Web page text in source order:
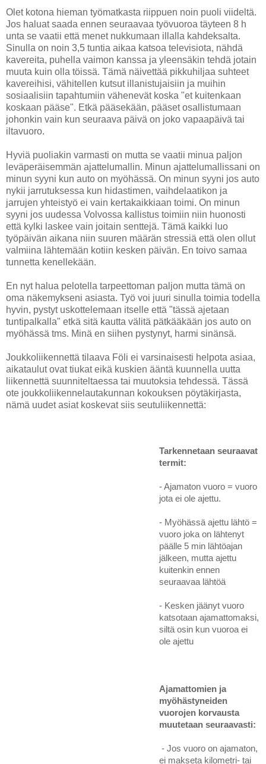
Olet kotona hieman työmatkasta riippuen noin puoli viideltä.
Jos haluat saada ennen seuraavaa työvuoroa täyteen 8 h
unta se vaatii että menet nukkumaan illalla kahdeksalta.
Sinulla on noin 3,5 tuntia aikaa katsoa televisiota, nähdä
kavereita, puhella vaimon kanssa ja yleensäkin tehdä jotain
muuta kuin olla töissä. Tämä näivettää pikkuhiljaa suhteet
kavereihisi, vähitellen kutsut illanistujaisiin ja muihin
sosiaalisiin tapahtumiin vähenevät koska "et kuitenkaan
koskaan pääse". Etkä pääsekään, pääset osallistumaan
johonkin vain kun seuraava päivä on joko vapaapäivä tai
iltavuoro.
Hyviä puoliakin varmasti on mutta se vaatii minua paljon
leväperäisemmän ajattelumallin. Minun ajattelumallissani on
minun syyni kun auto on myöhässä. On minun syyni jos auto
nykii jarrutuksessa kun hidastimen, vaihdelaatikon ja
jarrujen yhteistyö ei vain kertakaikkiaan toimi. On minun
syyni jos uudessa Volvossa kallistus toimiin niin huonosti
että kylki laskee vain joitain senttejä. Tämä kaikki luo
työpäivän aikana niin suuren määrän stressiä että olen ollut
valmiina lähtemään kotiin kesken päivän. En toivo samaa
tunnetta kenellekään.
En nyt halua pelotella tarpeettoman paljon mutta tämä on
oma näkemykseni asiasta. Työ voi juuri sinulla toimia todella
hyvin, pystyt uskottelemaan itselle että "tässä ajetaan
tuntipalkalla" etkä sitä kautta välitä pätkääkään jos auto on
myöhässä tms. Minä en siihen pystynyt, harmi sinänsä.
Joukkoliikennettä tilaava Föli ei varsinaisesti helpota asiaa,
aikataulut ovat tiukat eikä kuskien ääntä kuunnella uutta
liikennettä suunniteltaessa tai muutoksia tehdessä. Tässä
ote joukkoliikennelautakunnan kokouksen pöytäkirjasta,
nämä uudet asiat koskevat siis seutuliikennettä:
Tarkennetaan seuraavat
termit:
- Ajamaton vuoro = vuoro
jota ei ole ajettu.
- Myöhässä ajettu lähtö =
vuoro joka on lähtenyt
päälle 5 min lähtöajan
jälkeen, mutta ajettu
kuitenkin ennen
seuraavaa lähtöä
- Kesken jäänyt vuoro
katsotaan ajamattomaksi,
siltä osin kun vuoroa ei
ole ajettu
Ajamattomien ja
myöhästyneiden
vuorojen korvausta
muutetaan seuraavasti:
- Jos vuoro on ajamaton,
ei makseta kilometri- tai